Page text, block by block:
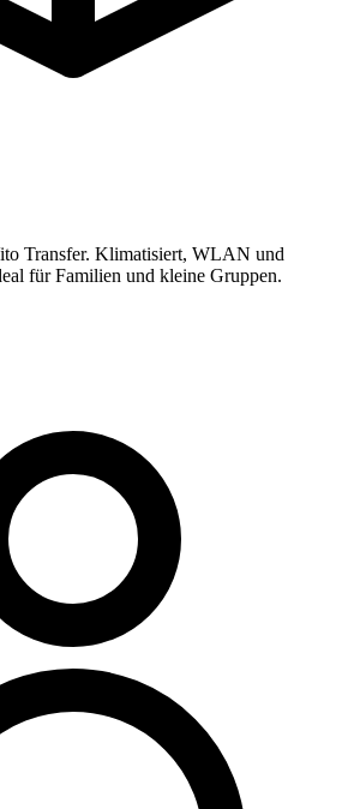
Transfer. Klimatisiert, WLAN und
für Familien und kleine Gruppen.